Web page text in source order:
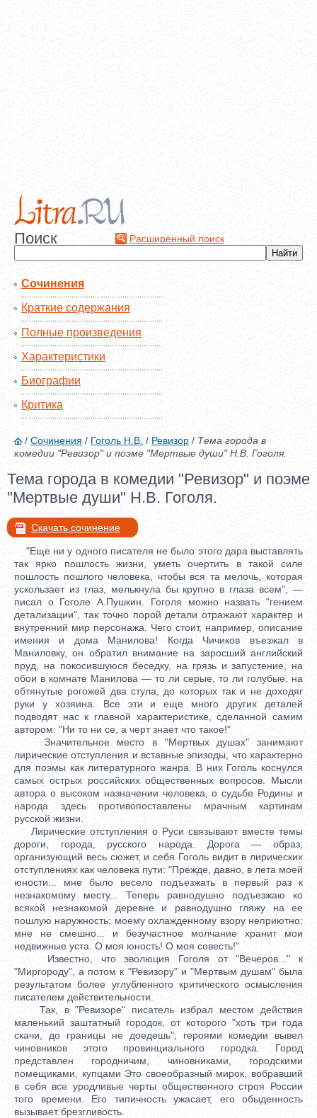
Поиск Расширенный поиск
Сочинения
Краткие содержания
Полные произведения
Характеристики
Биографии
Критика
/ Сочинения / Гоголь Н.В. / Ревизор / Тема города в
комедии "Ревизор" и поэме "Мертвые души" Н.В. Гоголя.
Тема города в комедии "Ревизор" и поэме
"Мертвые души" Н.В. Гоголя.
Скачать сочинение
"Еще ни у одного писателя не было этого дара выставлять
так ярко пошлость жизни, уметь очертить в такой силе
пошлость пошлого человека, чтобы вся та мелочь, которая
ускользает из глаз, мелькнула бы крупно в глаза всем", —
писал о Гоголе А.Пушкин. Гоголя можно назвать "гением
детализации", так точно порой детали отражают характер и
внутренний мир персонажа. Чего стоит, например, описание
имения и дома Манилова! Когда Чичиков въезжал в
Маниловку, он обратил внимание на заросший английский
пруд, на покосившуюся беседку, на грязь и запустение, на
обои в комнате Манилова — то ли серые, то ли голубые, на
обтянутые рогожей два стула, до которых так и не доходяг
руки у хозяина. Все эти и еще много других деталей
подводят нас к главной характеристике, сделанной самим
автором: "Ни то ни се, а черт знает что такое!"
Значительное место в "Мертвых душах" занимают
лирические отступления и вставные эпизоды, что характерно
для поэмы как литературного жанра. В них Гоголь коснулся
самых острых российских общественных вопросов. Мысли
автора о высоком назначении человека, о судьбе Родины и
народа здесь противопоставлены мрачным картинам
русской жизни.
Лирические отступления о Руси связывают вместе темы
дороги, города, русского народа. Дорога — образ,
организующий весь сюжет, и себя Гоголь видит в лирических
отступлениях как человека пути: "Прежде, давно, в лета моей
юности... мне было весело подъезжать в первый раз к
незнакомому месту... Теперь равнодушно подъезжаю ко
всякой незнакомой деревне и равнодушно гляжу на ее
пошлую наружность; моему охлажденному взору неприютно;
мне не смешно... и безучастное молчание хранит мои
недвижные уста. О моя юность! О моя совесть!"
Известно, что эволюция Гоголя от "Вечеров..." к
"Миргороду", а потом к "Ревизору" и "Мертвым душам" была
результатом более углубленного критического осмысления
писателем действительности.
Так, в "Ревизоре" писатель избрал местом действия
маленький заштатный городок, от которого "хоть три года
скачи, до границы не доедешь"; героями комедии вывел
чиновников этого провинциального городка. Город
представлен городничим, чиновниками, городскими
помещиками, купцами Это своеобразный мирок, вобравший
в себя все уродливые черты общественного строя России
того времени. Его типичность ужасает, его обыденность
вызывает брезгливость.